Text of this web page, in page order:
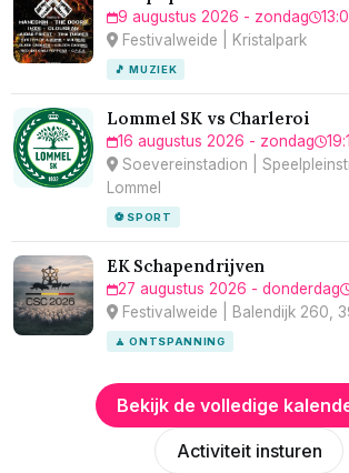
9 augustus 2026 - zondag
Festivalweide | Kristalpark
🎵 MUZIEK
Lommel SK vs Charleroi
16 augustus 2026 - zondag
Soevereinstadion |
Lommel
⚽ SPORT
EK Schapendrijven
27 augustus 2026 - donderdag
Festivalweide | Balendijk 260,
🧘 ONTSPANNING
Bekijk de volledige
Activiteit insturen